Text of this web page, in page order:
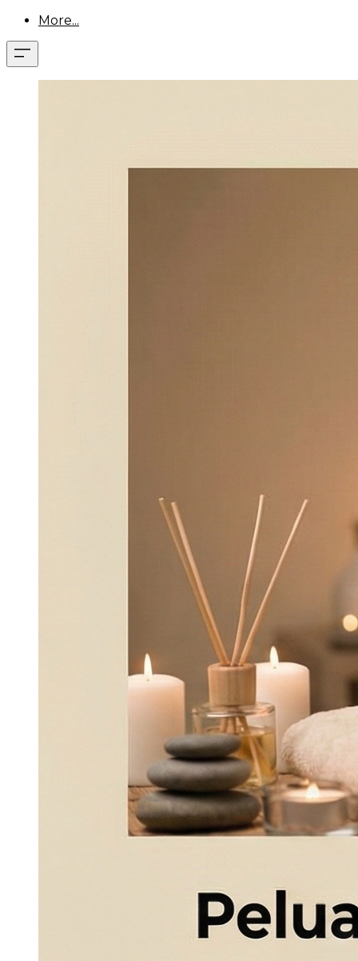
More...